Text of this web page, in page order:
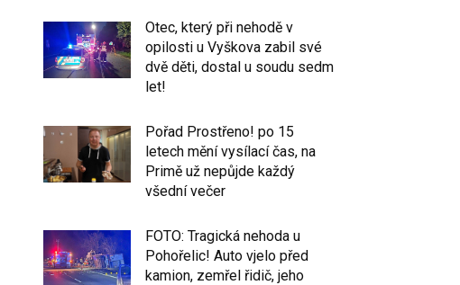
Otec, který při nehodě v
opilosti u Vyškova zabil své
dvě děti, dostal u soudu sedm
let!
Pořad Prostřeno! po 15
letech mění vysílací čas, na
Primě už nepůjde každý
všední večer
FOTO: Tragická nehoda u
Pohořelic! Auto vjelo před
kamion, zemřel řidič, jeho